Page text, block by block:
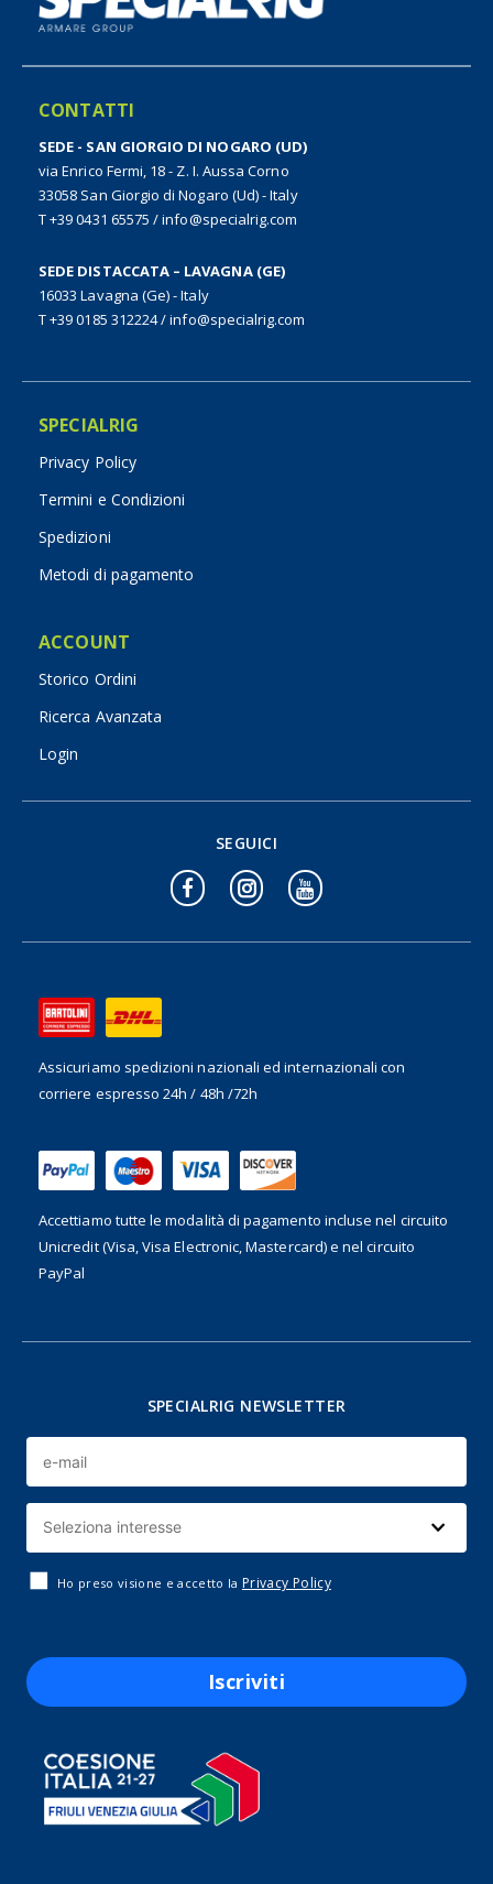
CONTATTI
SEDE - SAN GIORGIO DI NOGARO (UD)
via Enrico Fermi, 18 - Z. I. Aussa Corno
33058 San Giorgio di Nogaro (Ud) - Italy
T +39 0431 65575 /info@specialrig.com
SEDE DISTACCATA – LAVAGNA (GE)
16033 Lavagna (Ge) - Italy
T +39 0185 312224/info@specialrig.com
SPECIALRIG
Privacy Policy
Termini e Condizioni
Spedizioni
Metodi di pagamento
ACCOUNT
Storico Ordini
Ricerca Avanzata
Login
Assicuriamo spedizioni nazionali ed internazionalicon
corriere espresso 24h / 48h /72h
Accettiamo tutte le modalità di pagamento incluse nel circuito
Unicredit (Visa, Visa Electronic, Mastercard) e nel circuito
PayPal
SEGUICI
SPECIALRIG NEWSLETTER
Ho preso visione e accetto la Privacy Policy
Iscriviti